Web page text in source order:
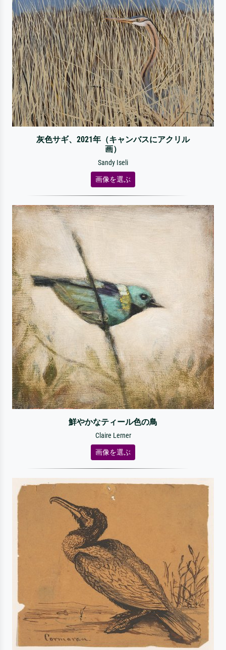
灰色サギ、2021年（キャンバスにアクリル
画）
Sandy Iseli
画像を選ぶ
鮮やかなティール色の鳥
Claire Lerner
画像を選ぶ